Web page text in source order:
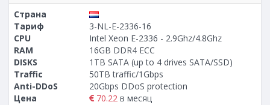
Страна
Тариф
3-NL-E-2336-16
CPU
Intel Xeon E-2336 - 2.9Ghz/4.8Ghz
RAM
16GB DDR4 ECC
DISKS
1TB SATA (up to 4 drives SATA/SSD)
Traffic
50TB traffic/1Gbps
Anti-DDoS
20Gbps DDoS protection
Цена
70.22 в месяц